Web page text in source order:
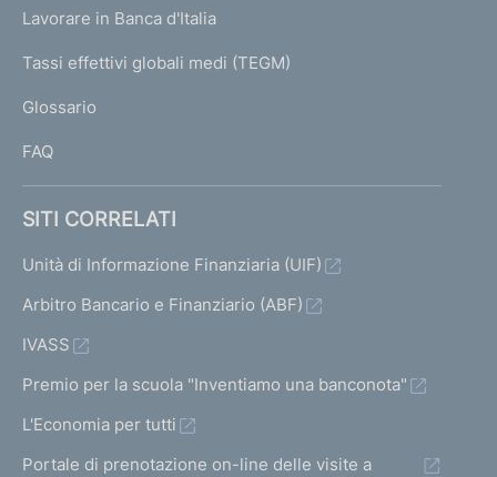
g
T
I
I
Lavorare in Banca d'Italia
Tassi effettivi globali medi (TEGM)
Glossario
FAQ
SITI CORRELATI
Unità di Informazione Finanziaria (UIF)
Arbitro Bancario e Finanziario (ABF)
IVASS
Premio per la scuola "Inventiamo una banconota"
L'Economia per tutti
Portale di prenotazione on-line delle visite a